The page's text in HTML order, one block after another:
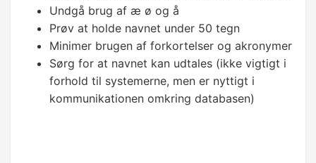
FILTRERING
WHERE
Operatorer
Undgå brug af æ ø og å
Prøv at holde navnet under 50 tegn
Minimer brugen af forkortelser og akronymer
Sørg for at navnet kan udtales (ikke vigtigt i
forhold til systemerne, men er nyttigt i
kommunikationen omkring databasen)